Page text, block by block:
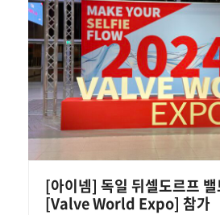
[아이넴] 독일 뒤셀도르프 밸
[Valve World Expo] 참가